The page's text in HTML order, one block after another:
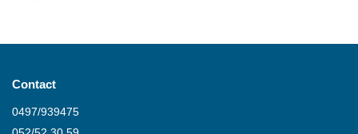
Contact
0497/939475